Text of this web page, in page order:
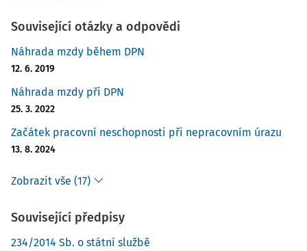
Související otázky a odpovědi
Náhrada mzdy během DPN
12. 6. 2019
Náhrada mzdy při DPN
25. 3. 2022
Začátek pracovní neschopnosti při nepracovním úrazu
13. 8. 2024
Zobrazit vše (17)
Související předpisy
234/2014 Sb. o státní službě